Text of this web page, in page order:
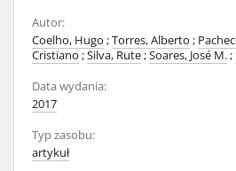
Autor:
Coelho, Hugo ;Torres, Alberto ;
Cristiano ;Silva, Rute;Soares, José M.;
Data wydania:
2017
Typ zasobu:
artykuł